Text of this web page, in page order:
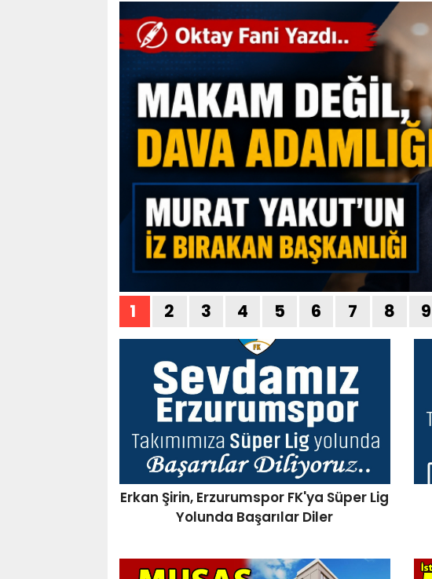
1 2 3 4 5 6 7 8 9
Erkan Şirin, Erzurumspor FK'ya Süper Lig
Yolunda Başarılar Diler